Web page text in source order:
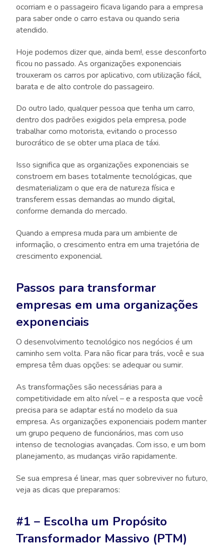
ocorriam e o passageiro ficava ligando para a empresa
para saber onde o carro estava ou quando seria
atendido.
Hoje podemos dizer que, ainda bem!, esse desconforto
ficou no passado. As organizações exponenciais
trouxeram os carros por aplicativo, com utilização fácil,
barata e de alto controle do passageiro.
Do outro lado, qualquer pessoa que tenha um carro,
dentro dos padrões exigidos pela empresa, pode
trabalhar como motorista, evitando o processo
burocrático de se obter uma placa de táxi.
Isso significa que as organizações exponenciais se
constroem em bases totalmente tecnológicas, que
desmaterializam o que era de natureza física e
transferem essas demandas ao mundo digital,
conforme demanda do mercado.
Quando a empresa muda para um ambiente de
informação, o crescimento entra em uma trajetória de
crescimento exponencial.
Passos para transformar
empresas em uma organizações
exponenciais
O desenvolvimento tecnológico nos negócios é um
caminho sem volta. Para não ficar para trás, você e sua
empresa têm duas opções: se adequar ou sumir.
As transformações são necessárias para a
competitividade em alto nível – e a resposta que você
precisa para se adaptar está no modelo da sua
empresa. As organizações exponenciais podem manter
um grupo pequeno de funcionários, mas com uso
intenso de tecnologias avançadas. Com isso, e um bom
planejamento, as mudanças virão rapidamente.
Se sua empresa é linear, mas quer sobreviver no futuro,
veja as dicas que preparamos:
#1 – Escolha um Propósito
Transformador Massivo (PTM)